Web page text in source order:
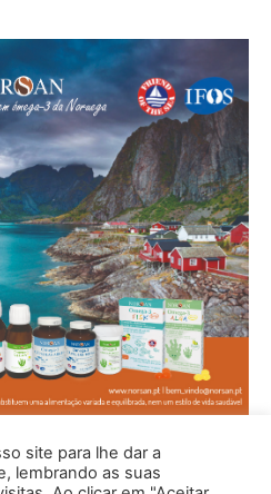
site para lhe dar a
lembrando as suas